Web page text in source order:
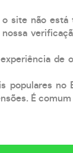
site não está
populares no
É